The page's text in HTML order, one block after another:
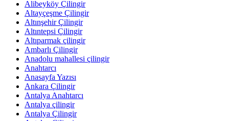
Alibeyköy Çilingir
Altayçeşme Çilingir
Altınşehir Çilingir
Altıntepsi Çilingir
Altıparmak çilingir
Ambarlı Çilingir
Anadolu mahallesi çilingir
Anahtarcı
Anasayfa Yazısı
Ankara Çilingir
Antalya Anahtarcı
Antalya çilingir
Antalya Çilingir